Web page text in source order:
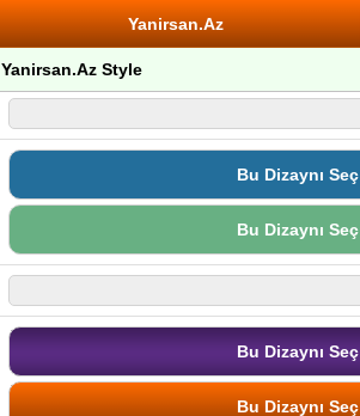
Yanirsan.Az
Yanirsan.Az Style
Bu Dizaynı Seç
Bu Dizaynı Seç
Bu Dizaynı Seç
Bu Dizaynı Seç